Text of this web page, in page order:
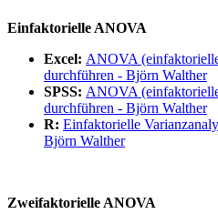
Einfaktorielle ANOVA
Excel: ANOVA
durchführen - Björn Walther
SPSS: ANOVA
durchführen - Björn Walther
R: Einfaktorielle
Björn Walther
Zweifaktorielle ANOVA